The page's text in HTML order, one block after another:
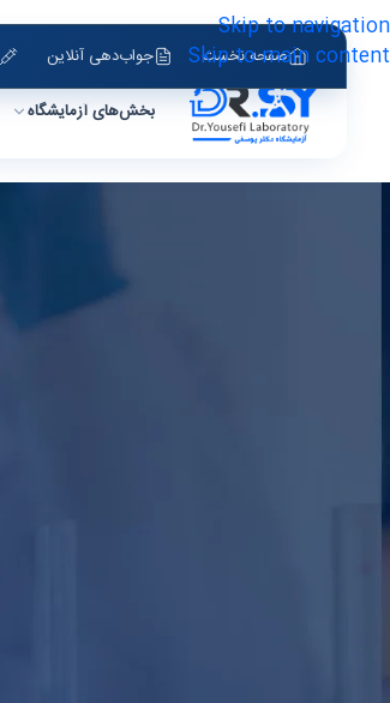
Skip to navigation
Skip to main content
صفحه نخست جواب‌دهی آنلاین
بخش‌های آزمایشگاه